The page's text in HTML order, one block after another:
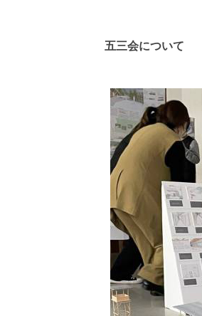
五三会について